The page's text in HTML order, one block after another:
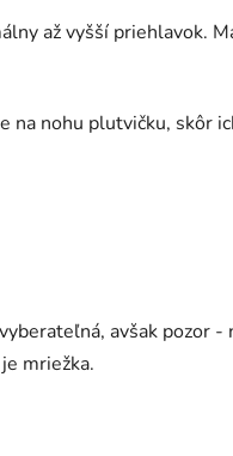
až vyšší priehlavok.
na nohu plutvičku, skôr
avšak pozor
mriežka.